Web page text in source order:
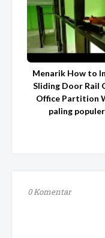
Menarik How to
Sliding Door Rail
Office Partition
paling
0 Komentar